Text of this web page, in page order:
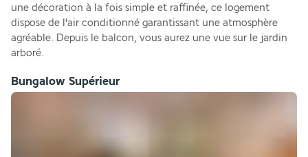
une décoration à la fois simple et raffinée, ce logement
dispose de l'air conditionné garantissant une atmosphère
agréable. Depuis le balcon, vous aurez une vue sur le jardin
arboré.
Bungalow Supérieur